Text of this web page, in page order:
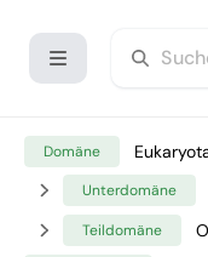
Domäne
Unterdomäne
Teildomäne